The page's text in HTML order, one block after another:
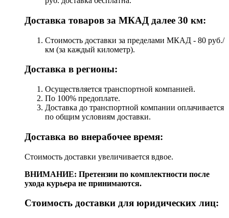
Доставка товаров за МКАД далее 30 км:
Стоимость доставки за пределами МКАД - 80 руб./
км (за каждый километр).
Доставка в регионы:
Осуществляется транспортной компанией.
По 100% предоплате.
Доставка до транспортной компании оплачивается
по общим условиям доставки.
Доставка во внерабочее время:
Стоимость доставки увеличивается вдвое.
ВНИМАНИЕ: Претензии по комплектности после
ухода курьера не принимаются.
Стоимость доставки для юридических лиц: